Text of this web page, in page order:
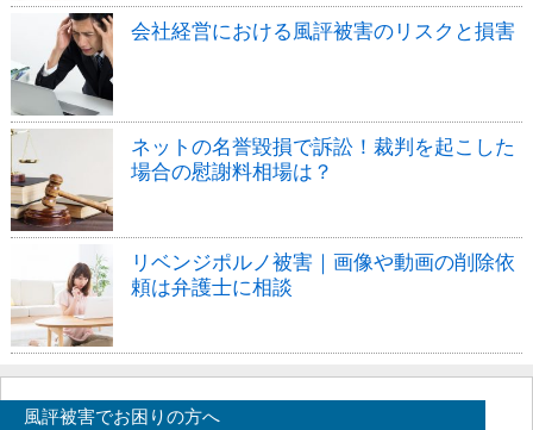
会社経営における風評被害のリスクと損害
ネットの名誉毀損で訴訟！裁判を起こした
場合の慰謝料相場は？
リベンジポルノ被害｜画像や動画の削除依
頼は弁護士に相談
風評被害でお困りの方へ